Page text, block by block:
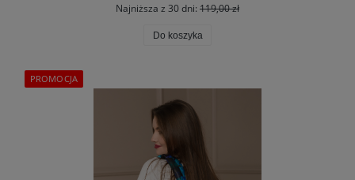
Najniższa z 30 dni: 119,00 zł
Do koszyka
PROMOCJA